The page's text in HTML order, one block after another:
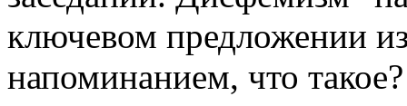
ключевом предложении
напоминанием, что